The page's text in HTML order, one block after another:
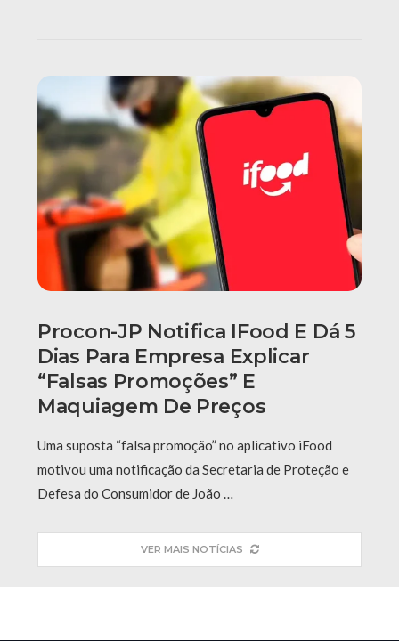
Procon-JP Notifica IFood E Dá 5
Dias Para Empresa Explicar
“falsas Promoções” E
Maquiagem De Preços
Uma suposta “falsa promoção” no aplicativo iFood
motivou uma notificação da Secretaria de Proteção e
Defesa do Consumidor de João …
VER MAIS NOTÍCIAS